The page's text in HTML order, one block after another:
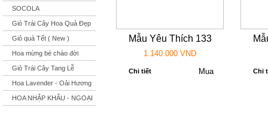
SOCOLA
Giỏ Trái Cây Hoa Quả Đẹp
Giỏ quà Tết ( New )
Hoa mừng bé chào đời
Giỏ Trái Cây Tang Lễ
Hoa Lavender - Oải Hương
HOA NHẬP KHẨU - NGOẠI
Mẫu Yêu Thích 133
1.140.000 VND
Chi tiết Chi